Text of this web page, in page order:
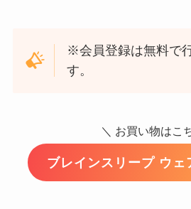
※会員登録は無料で
す。
＼ お買い物はこ
ブレインスリープ ウェ